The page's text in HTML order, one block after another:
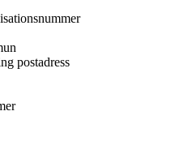
postadress